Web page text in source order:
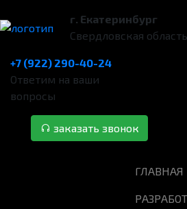
г. Екатеринбург
Свердловская область
+7 (922) 290-40-24
Ответим на ваши
вопросы
заказать звонок
ГЛАВНАЯ